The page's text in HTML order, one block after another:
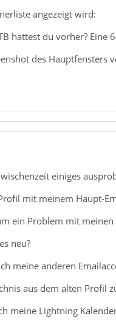
angezeigt wird:
hattest du vorher? Eine
des Hauptfensters
einiges
mit meinem Haupt-
ein Problem mit
neu?
meine anderen
aus dem alten Profil
meine Lightning